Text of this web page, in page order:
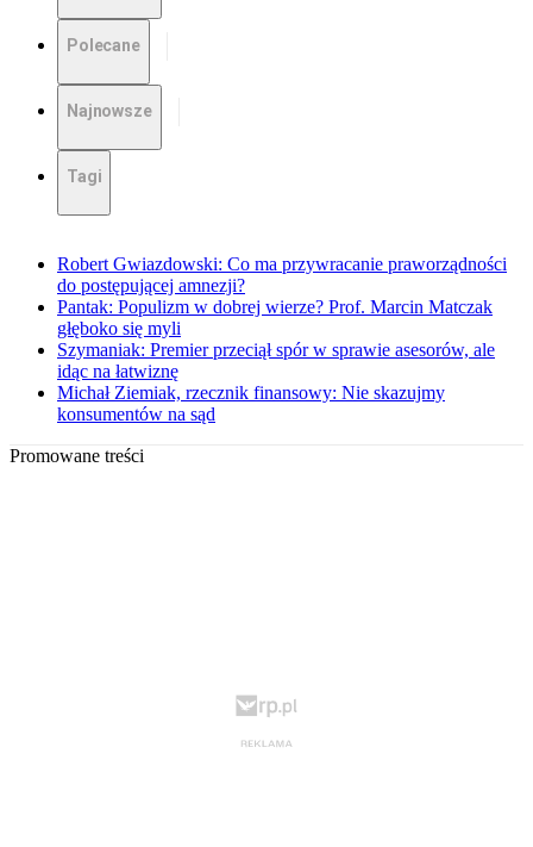
Polecane
Najnowsze
Tagi
Robert Gwiazdowski: Co ma przywracanie praworządności
do postępującej amnezji?
Pantak: Populizm w dobrej wierze? Prof. Marcin Matczak
głęboko się myli
Szymaniak: Premier przeciął spór w sprawie asesorów, ale
idąc na łatwiznę
Michał Ziemiak, rzecznik finansowy: Nie skazujmy
konsumentów na sąd
Promowane treści